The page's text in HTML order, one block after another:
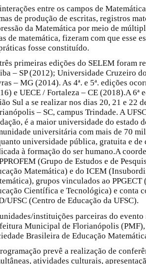
entre os campos de
de produção de escritas, registros
da Matemática por meio de
de matemática, fizeram com que esse
fosse constituído.
primeiras edições do SELEM foram
– SP (2012); Universidade Cruzeiro
– MG (2014). As 4ª. e 5ª. edições
e UECE / Fortaleza – CE (2018).A 6ª
Sul a se realizar nos dias 20, 21 e 22
– SC, campus Trindade. A
é a maior universidade do estado
universitária com mais de 70
universidade pública, gratuita e
à formação do ser humano.A
(Grupo de Estudos e de
Matemática) e do ICEM
grupos vinculados ao PPGECT
Científica e Tecnológica) e conta
UFSC (Centro de Educação da UFSC).
instituições parceiras do
Municipal de Florianópolis
Brasileira de Educação
prevê a realização de
atividades culturais,